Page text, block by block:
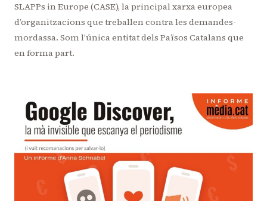
SLAPPs in Europe (CASE), la principal xarxa europea
d’organitzacions que treballen contra les demandes-
mordassa. Som l’única entitat dels Països Catalans que
en forma part.